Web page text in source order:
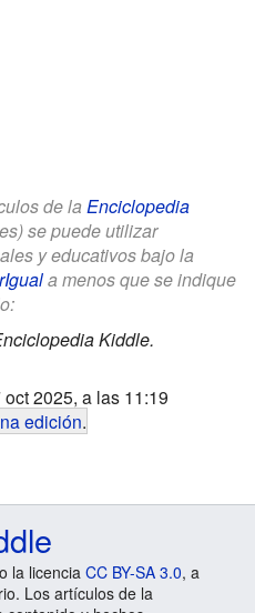
de la Enciclopedia
se puede utilizar
y educativos bajo la
a menos que se indique
Kiddle.
2025, a las 11:19
edición.
la licencia CC BY-SA 3.0, a
Los artículos de la